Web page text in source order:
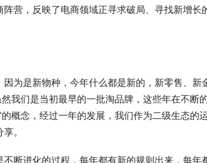
营，反映了电商领域正寻求破局、寻找新增长
为是新物种，今年什么都是新的，新零售、新
我们是当初最早的一批淘品牌，这些年在不断
概念，经过一年的发展，我们作为二级生态的
。
断进化的过程，每年都有新的规则出来，每年